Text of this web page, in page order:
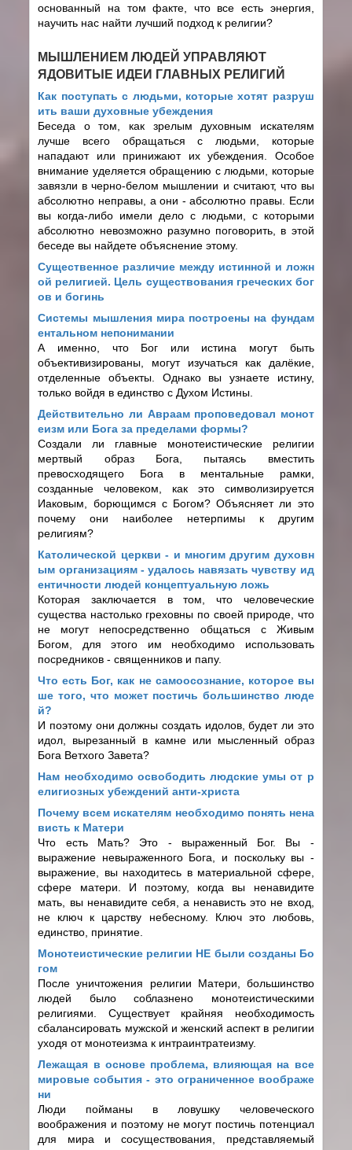
основанный на том факте, что все есть энергия,
научить нас найти лучший подход к религии?
МЫШЛЕНИЕМ ЛЮДЕЙ УПРАВЛЯЮТ
ЯДОВИТЫЕ ИДЕИ ГЛАВНЫХ РЕЛИГИЙ
Как поступать с людьми, которые хотят разруш
ить ваши духовные убеждения
Беседа о том, как зрелым духовным искателям
лучше всего обращаться с людьми, которые
нападают или принижают их убеждения. Особое
внимание уделяется обращению с людьми, которые
завязли в черно-белом мышлении и считают, что вы
абсолютно неправы, а они - абсолютно правы. Если
вы когда-либо имели дело с людьми, с которыми
абсолютно невозможно разумно поговорить, в этой
беседе вы найдете объяснение этому.
Cущественное различие между истинной и ложн
ой религией. Цель существования греческих бог
ов и богинь
Системы мышления мира построены на фундам
ентальном непонимании
А именно, что Бог или истина могут быть
объективизированы, могут изучаться как далёкие,
отделенные объекты. Однако вы узнаете истину,
только войдя в единство с Духом Истины.
Действительно ли Авраам проповедовал монот
еизм или Бога за пределами формы?
Создали ли главные монотеистические религии
мертвый образ Бога, пытаясь вместить
превосходящего Бога в ментальные рамки,
созданные человеком, как это символизируется
Иаковым, борющимся с Богом? Объясняет ли это
почему они наиболее нетерпимы к другим
религиям?
Католической церкви - и многим другим духовн
ым организациям - удалось навязать чувству ид
ентичности людей концептуальную ложь
Которая заключается в том, что человеческие
существа настолько греховны по своей природе, что
не могут непосредственно общаться с Живым
Богом, для этого им необходимо использовать
посредников - священников и папу.
Что есть Бог, как не самоосознание, которое вы
ше того, что может постичь большинство люде
й?
И поэтому они должны создать идолов, будет ли это
идол, вырезанный в камне или мысленный образ
Бога Ветхого Завета?
Нам необходимо освободить людские умы от р
елигиозных убеждений анти-христа
Почему всем искателям необходимо понять нена
висть к Матери
Что есть Мать? Это - выраженный Бог. Вы -
выражение невыраженного Бога, и поскольку вы -
выражение, вы находитесь в материальной сфере,
сфере матери. И поэтому, когда вы ненавидите
мать, вы ненавидите себя, а ненависть это не вход,
не ключ к царству небесному. Ключ это любовь,
единство, принятие.
Монотеистические религии НЕ были созданы Бо
гом
После уничтожения религии Матери, большинство
людей было соблазнено монотеистическими
религиями. Существует крайняя необходимость
сбалансировать мужской и женский аспект в религии
уходя от монотеизма к интраинтратеизму.
Лежащая в основе проблема, влияющая на все
мировые события - это ограниченное воображе
ни
Люди пойманы в ловушку человеческого
воображения и поэтому не могут постичь потенциал
для мира и сосуществования, представляемый